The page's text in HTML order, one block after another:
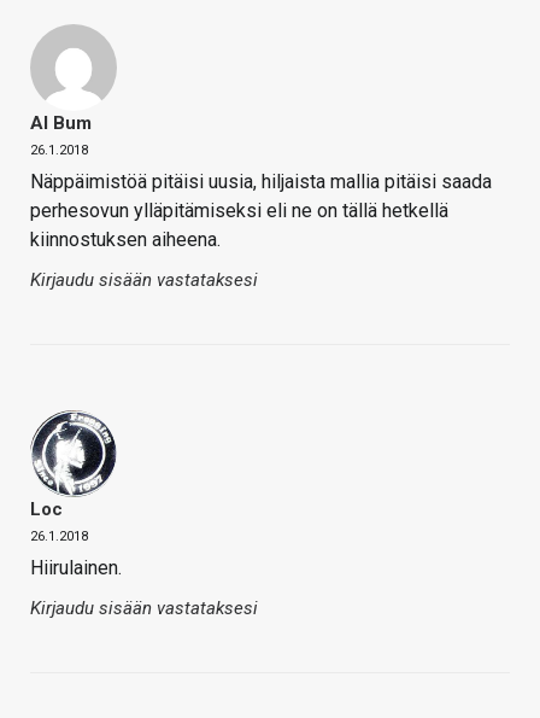
Al Bum
26.1.2018
Näppäimistöä pitäisi uusia, hiljaista mallia pitäisi saada
perhesovun ylläpitämiseksi eli ne on tällä hetkellä
kiinnostuksen aiheena.
Kirjaudu sisään vastataksesi
Loc
26.1.2018
Hiirulainen.
Kirjaudu sisään vastataksesi